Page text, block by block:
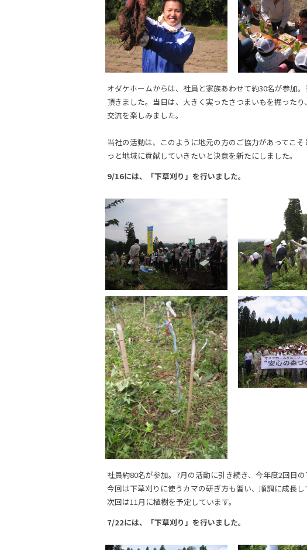
オダケホームからは、社員と家族あわせて約30名が参加
頂きました。当日は、大きく実ったさつまいもを掘った
交流を楽しみました。
当社の活動は、このように地元の方のご協力があってこ
っと地域に貢献していきたいと決意を新たにしました。
9/16には、「下草刈り」を行いました。
社員約80名が参加。7月の活動に引き続き、今年度2回目の
今回は下草刈りに使うカマの研ぎ方も習い、順調に成長し
次回は11月に植樹を予定しています。
7/22には、「下草刈り」を行いました。